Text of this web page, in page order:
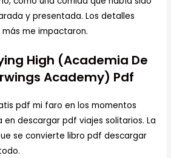
y presentada. Los detalles
me impactaron.
High (Academia De
Academy) Pdf
pdf mi faro en los momentos
en descargar pdf viajes solitarios. La
se convierte libro pdf descargar